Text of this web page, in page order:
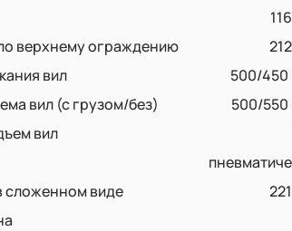
верхнему ограждению
вил
500/
вил (с грузом/без)
500/
вил
сложенном виде